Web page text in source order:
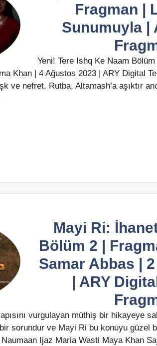
Fragman |
Sunumuyla |
Yeni! Tere Ishq Ke Naam
Khan | 4 Ağustos 2023 | ARY Digital
ve nefret. Rutba, Altamash’a aşıktır
Mayi Ri:
Bölüm 2 |
Samar Abbas |
| ARY
vurgulayan müthiş bir hikayeye
sorundur ve Mayi Ri bu konuyu güzel
Ijaz Maria Wasti Maya Khan